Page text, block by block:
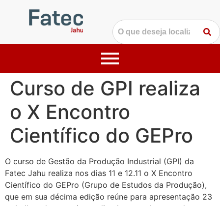
Curso de GPI realiza
o X Encontro
Científico do GEPro
O curso de Gestão da Produção Industrial (GPI) da
Fatec Jahu realiza nos dias 11 e 12.11 o X Encontro
Científico do GEPro (Grupo de Estudos da Produção),
que em sua décima edição reúne para apresentação 23